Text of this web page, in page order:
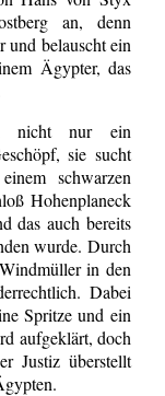
an, denn
und belauscht ein
Ägypter, das
nicht nur ein
sie sucht
schwarzen
Hohenplaneck
das auch bereits
wurde. Durch
in den
Dabei
Spritze und ein
aufgeklärt, doch
Justiz überstellt